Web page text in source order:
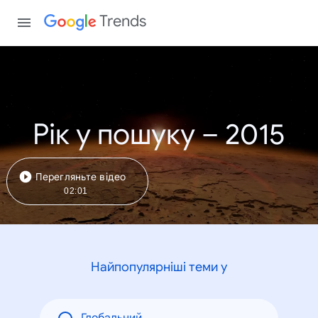
Trends
Рік у пошуку – 2015
Перегляньте відео
02:01
Найпопулярніші теми у